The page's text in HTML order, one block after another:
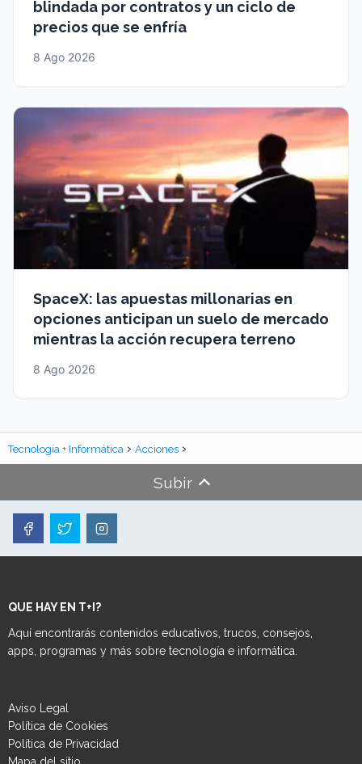
blindada por contratos y un ciclo de
precios que se enfría
8 Ago 2026
SpaceX: las apuestas millonarias en
opciones anticipan un suelo de mercado
mientras la acción recupera terreno
8 Ago 2026
Tecnología + Informática Acciones
Subir
QUE HAY EN T+I?
Aquí encontrarás contenidos educativos, trucos, consejos,
apps, programas y más sobre tecnología e informática.
Aviso Legal
Política de Cookies
Política de Privacidad